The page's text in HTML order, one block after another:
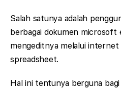
Salah satunya adalah
berbagai dokumen microsoft
mengeditnya melalui
spreadsheet.
Hal ini tentunya berguna